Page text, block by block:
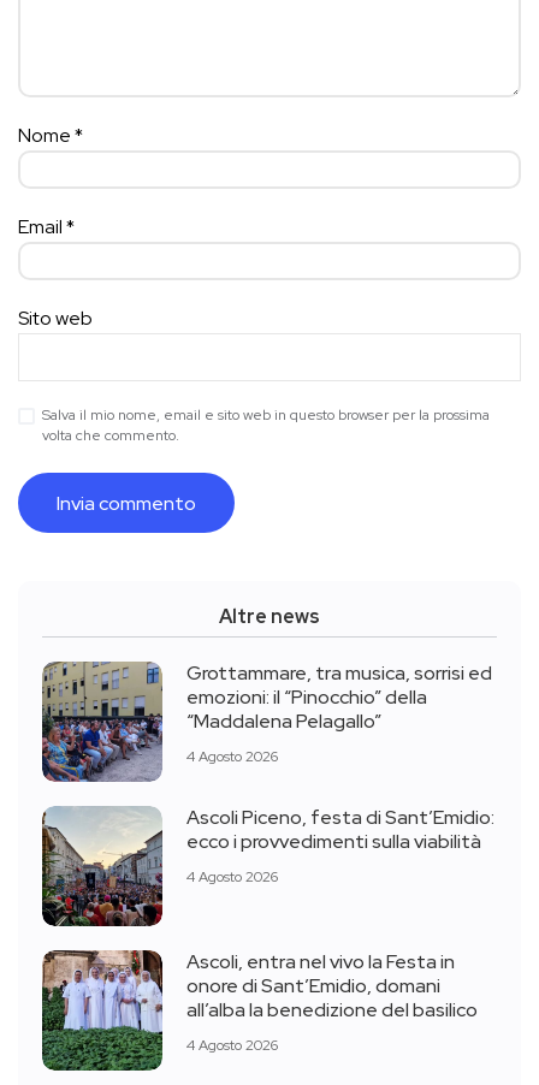
Nome*
Email*
Sito web
Salva il mio nome, email e sito web in questo browser per la prossima
volta che commento.
Altre news
Grottammare, tra musica, sorrisi ed
emozioni: il “Pinocchio” della
“Maddalena Pelagallo”
4 Agosto 2026
Ascoli Piceno, festa di Sant’Emidio:
ecco i provvedimenti sulla viabilità
4 Agosto 2026
Ascoli, entra nel vivo la Festa in
onore di Sant’Emidio, domani
all’alba la benedizione del basilico
4 Agosto 2026